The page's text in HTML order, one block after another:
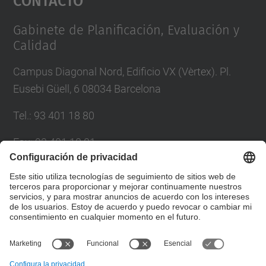
Gabinete de Planificación, Evaluación y
Calidad
Campus Diagonal Nord, Edificio VX (Vèrtex). Pl.
Eusebi Güell, 6 08034 Barcelona
Tel. : 93 401 18 80
Fax:93 401 18 81
Directorio UPC
Formulario de contacto